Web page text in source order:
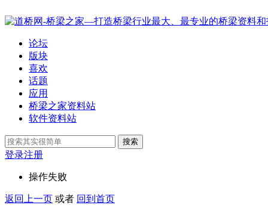
论坛
版块
喜欢
话题
应用
桥梁之家资料站
软件资料站
搜索
登录注册
操作失败
返回上一页 或者 回到首页